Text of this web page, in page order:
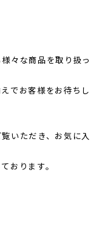
々な商品を取り扱っ
でお客様をお待ちし
いただき、お気に入
おります。